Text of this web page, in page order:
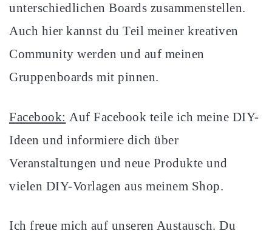
unterschiedlichen Boards zusammenstellen.
Auch hier kannst du Teil meiner kreativen
Community werden und auf meinen
Gruppenboards mit pinnen.
Facebook: Auf Facebook teile ich meine DIY-
Ideen und informiere dich über
Veranstaltungen und neue Produkte und
vielen DIY-Vorlagen aus meinem Shop.
Ich freue mich auf unseren Austausch. Du